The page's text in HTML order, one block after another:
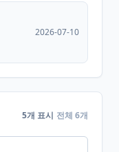
2026-07-10
5개 표시 전체 6개